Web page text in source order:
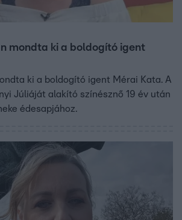
mondta ki a boldogító igent
ki a boldogító igent Mérai Kata. A
Júliáját alakító színésznő 19 év után
édesapjához.